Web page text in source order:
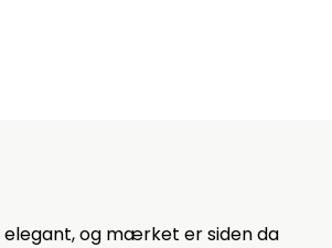
elegant, og mærket er siden da